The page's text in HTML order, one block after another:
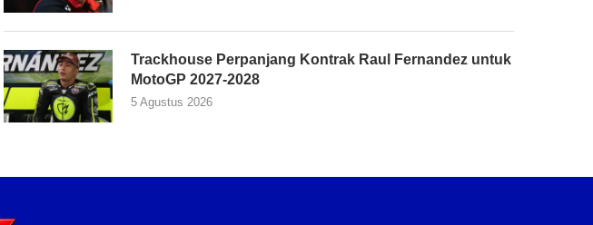
Trackhouse Perpanjang Kontrak Raul Fernandez untuk
MotoGP 2027-2028
5 Agustus 2026